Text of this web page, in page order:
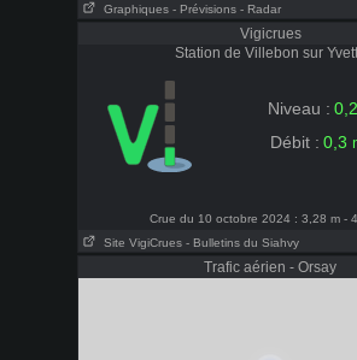
Graphiques - Prévisions - Radar
Vigicrues
Station de Villebon sur
Niveau :
Débit : 0,3
Crue du 10 octobre 2024 : 3,28 m -
Site VigiCrues - Bulletins du Siahvy
Trafic aérien - Orsay